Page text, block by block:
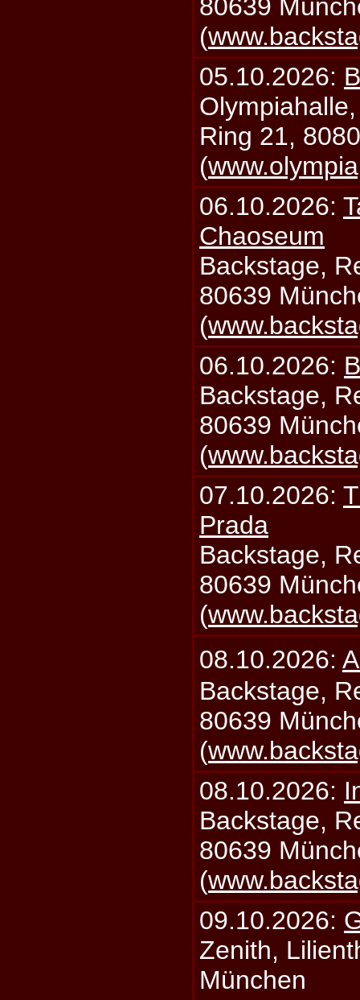
80639
(
05.10.2026:
Ring 21,
(
06.10.2026:
Chaoseum
Backstage,
80639
(
06.10.2026:
Backstage,
80639
(
07.10.2026:
Prada
Backstage,
80639
(
08.10.2026:
Backstage,
80639
(
08.10.2026:
Backstage,
80639
(
09.10.2026:
Zenith,
München